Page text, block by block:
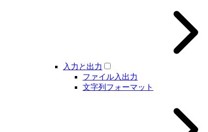
入力と出力
ファイル入出力
文字列フォーマット